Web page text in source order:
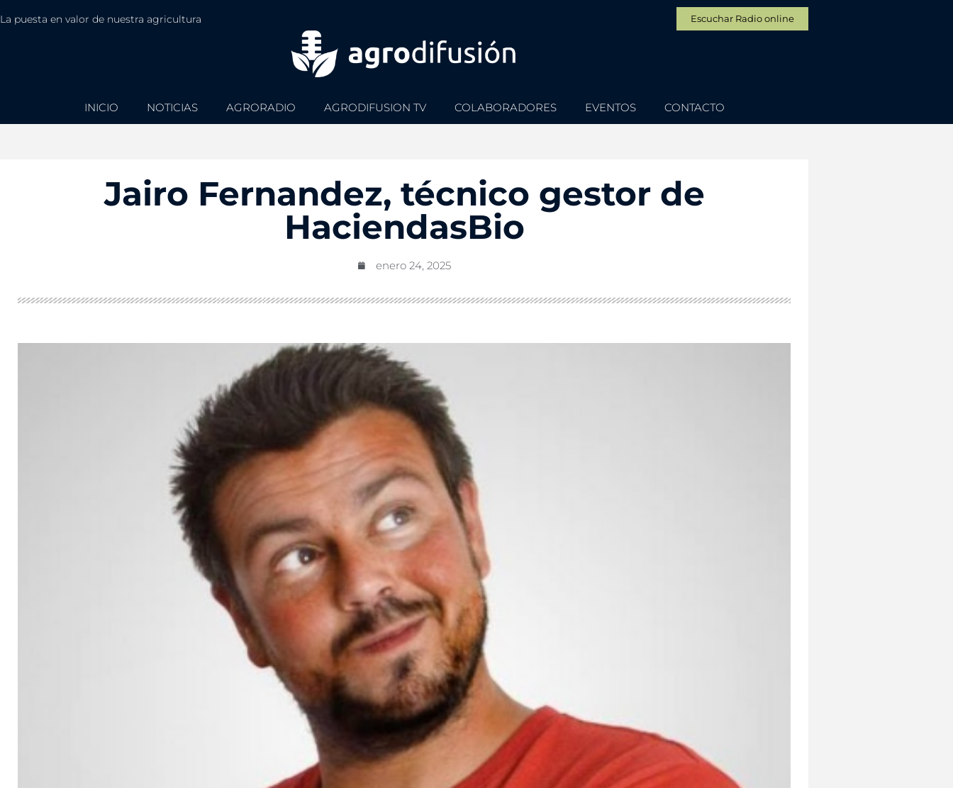
La puesta en valor de nuestra agricultura Escuchar Radio online
INICIO NOTICIAS AGRORADIO AGRODIFUSION TV COLABORADORES EVENTOS CONTACTO
Jairo Fernandez, técnico gestor de
HaciendasBio
enero 24, 2025